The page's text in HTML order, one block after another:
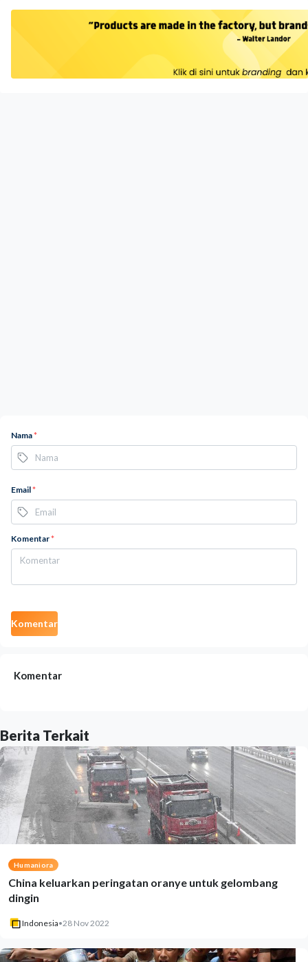
Nama*
Email*
Komentar*
Komentar
Komentar
Berita Terkait
Humaniora
China keluarkan peringatan oranye untuk gelombang
dingin
Indonesia•28 Nov 2022